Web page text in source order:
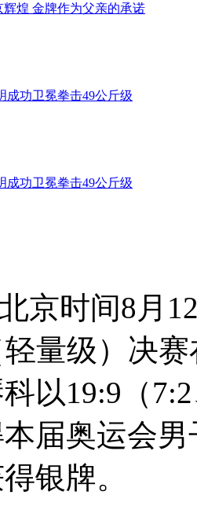
煌 金牌作为父亲的承诺
成功卫冕拳击49公斤级
成功卫冕拳击49公斤级
京时间8月
量级）决
以19:9（
届奥运会
银牌。